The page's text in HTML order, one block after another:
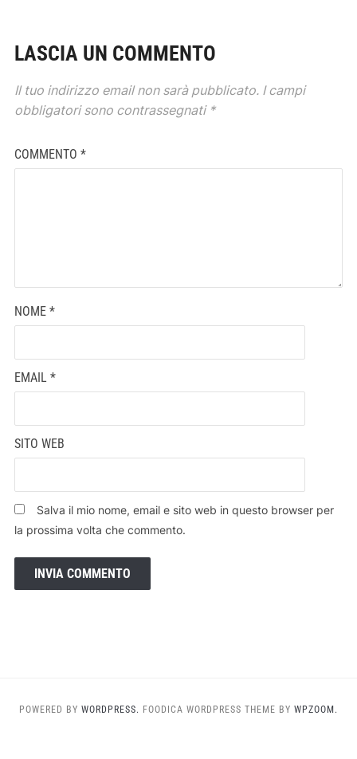
LASCIA UN COMMENTO
Il tuo indirizzo email non sarà pubblicato. I campi
obbligatori sono contrassegnati *
COMMENTO *
NOME *
EMAIL *
SITO WEB
Salva il mio nome, email e sito web in questo browser per
la prossima volta che commento.
POWERED BY WORDPRESS. FOODICA WORDPRESS THEME BY WPZOOM.